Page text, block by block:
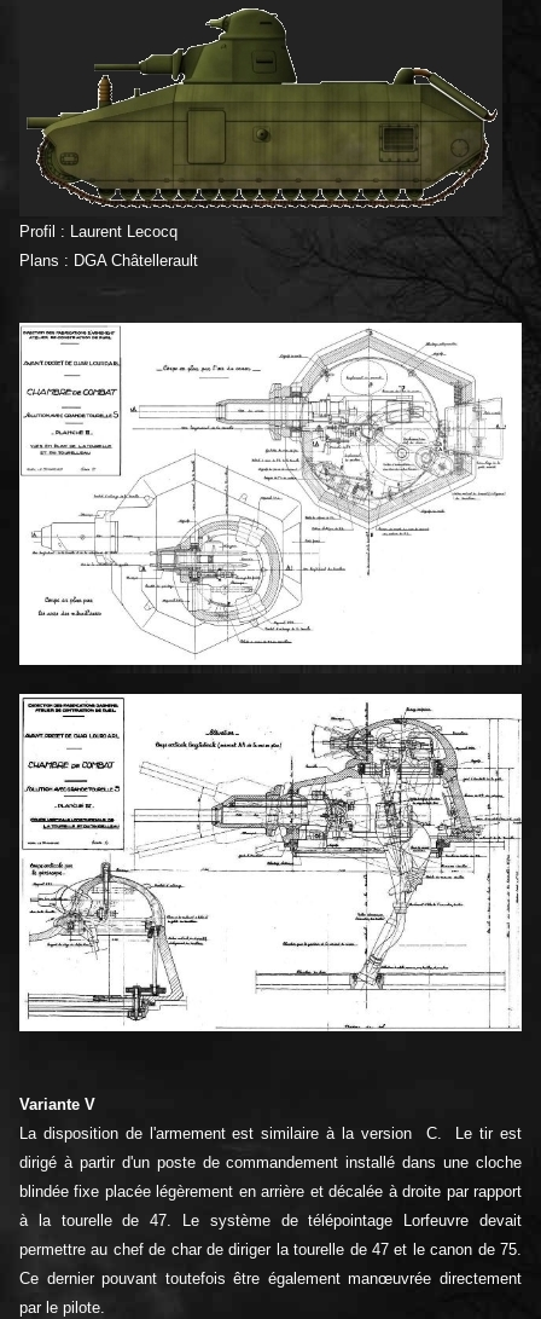
Profil : Laurent Lecocq
Plans : DGA Châtellerault
Variante V
La disposition de l'armement est similaire à la version C. Le tir est
dirigé à partir d'un poste de commandement installé dans une cloche
blindée fixe placée légèrement en arrière et décalée à droite par rapport
à la tourelle de 47. Le système de télépointage Lorfeuvre devait
permettre au chef de char de diriger la tourelle de 47 et le canon de 75.
Ce dernier pouvant toutefois être également manœuvrée directement
par le pilote.